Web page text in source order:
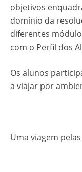
objetivos
domínio da
diferentes
com o Perfil dos
Os alunos
a viajar por
Uma viagem